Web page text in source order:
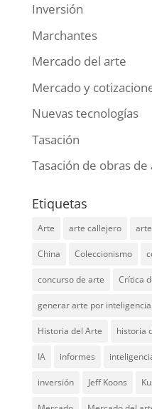
Inversión
Marchantes
Mercado del arte
Mercado y
Nuevas tecnologías
Tasación
Tasación de obras de
Etiquetas
Arte arte callejero
China Coleccionismo
concurso de arte Crítica
generar arte por
Historia del Arte historia
IA informes
inversión Jeff Koons